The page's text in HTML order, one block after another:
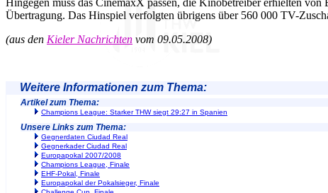
Übertragung. Das Hinspiel verfolgten übrigens über 560 000 TV-
(aus den Kieler Nachrichten vom 09.05.2008)
Weitere Informationen zum Thema:
Artikel zum Thema:
Champions League: Starker THW siegt 29:27 in Spanien
Unsere Links zum Thema:
Gegnerdaten Ciudad Real
Gegnerkader Ciudad Real
Europapokal 2007/2008
Champions League, Finale
EHF-Pokal, Finale
Europapokal der Pokalsieger, Finale